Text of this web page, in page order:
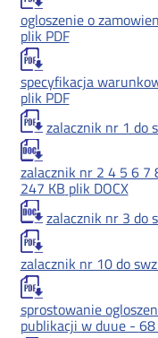
ogloszenie o
plik PDF
specyfikacja
plik PDF
zalacznik nr 1 do
zalacznik nr 2 4 5 6 7
247 KB plik DOCX
zalacznik nr 3 do
zalacznik nr 10 do
sprostowanie
publikacji w duue - 68